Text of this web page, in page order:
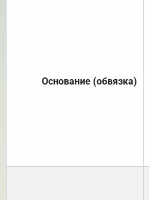
Основание (обвязка)